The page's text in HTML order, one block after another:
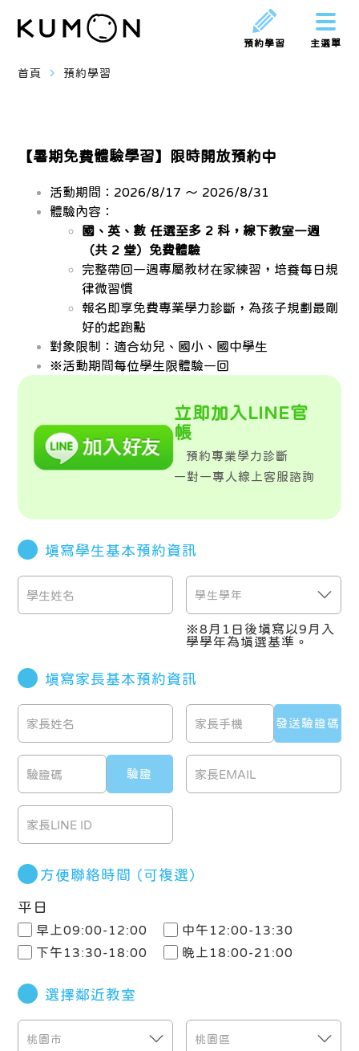
主選單
預約學習
首頁 navigate_next 預約學習
【暑期免費體驗學習】限時開放預約中
活動期間：2026/8/17 ～ 2026/8/31
體驗內容：
國、英、數 任選至多 2 科，線下教室一週
（共 2 堂）免費體驗
完整帶回一週專屬教材在家練習，培養每日規
律微習慣
報名即享免費專業學力診斷，為孩子規劃最剛
好的起跑點
對象限制：適合幼兒、國小、國中學生
※活動期間每位學生限體驗一回
立即加入LINE官
帳
預約專業學力診斷
一對一專人線上客服諮詢
填寫學生基本預約資訊
※8月1日後填寫以9月入
學學年為填選基準。
填寫家長基本預約資訊
方便聯絡時間 （可複選）
平日
早上09:00-12:00
中午12:00-13:30
下午13:30-18:00
晚上18:00-21:00
選擇鄰近教室